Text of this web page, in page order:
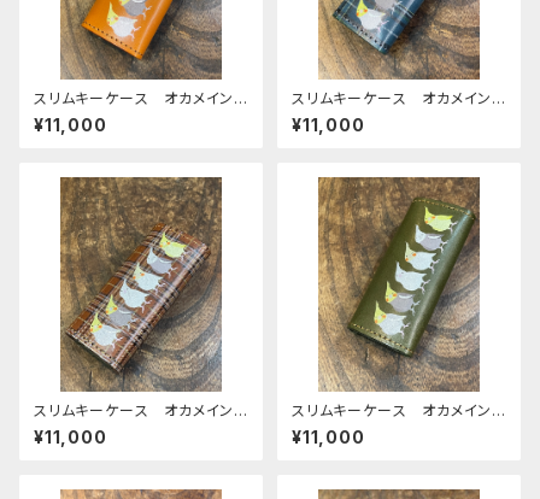
スリムキーケース オカメイン
コ キャメル ぽわん シリー
ズ おかめいんこ 栃木レザー
¥11,000
スリムキーケース オカメイン
コ ネイビー タータンチェッ
ク ぽわんシリーズ おかめい
¥11,000
スリムキーケース オカメイン
コ ブラウン タータンチェッ
ク ぽわんシリーズ おかめい
¥11,000
スリムキーケース オカメイン
コ Green グリーン ぽわん
シリーズ おかめいんこ
¥11,000